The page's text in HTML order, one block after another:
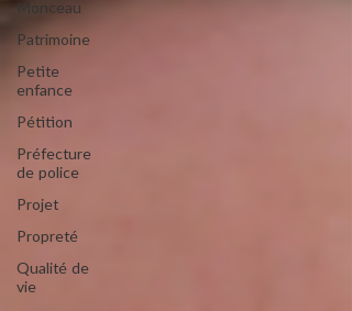
Monceau
Patrimoine
Petite
enfance
Pétition
Préfecture
de police
Projet
Propreté
Qualité de
vie